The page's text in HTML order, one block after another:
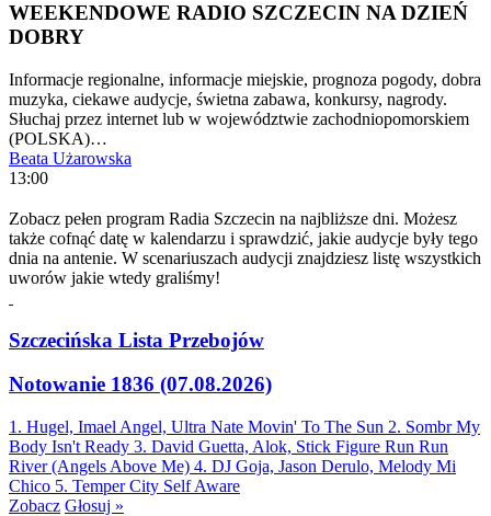
WEEKENDOWE RADIO SZCZECIN NA DZIEŃ
DOBRY
Informacje regionalne, informacje miejskie, prognoza pogody, dobra
muzyka, ciekawe audycje, świetna zabawa, konkursy, nagrody.
Słuchaj przez internet lub w województwie zachodniopomorskiem
(POLSKA)…
Beata Użarowska
13:00
Zobacz pełen program Radia Szczecin na najbliższe dni. Możesz
także cofnąć datę w kalendarzu i sprawdzić, jakie audycje były tego
dnia na antenie. W scenariuszach audycji znajdziesz listę wszystkich
uworów jakie wtedy graliśmy!
Szczecińska Lista Przebojów
Notowanie 1836 (07.08.2026)
1. Hugel, Imael Angel, Ultra Nate Movin' To The Sun 2. Sombr My
Body Isn't Ready 3. David Guetta, Alok, Stick Figure Run Run
River (Angels Above Me) 4. DJ Goja, Jason Derulo, Melody Mi
Chico 5. Temper City Self Aware
Zobacz Głosuj »